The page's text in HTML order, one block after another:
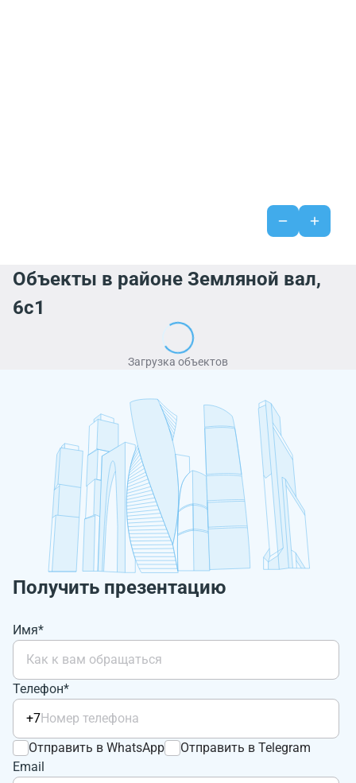
Объекты в районе Земляной вал,
6с1
Загрузка объектов
Получить презентацию
Имя*
Телефон*
+7
Отправить в WhatsApp
Отправить в Telegram
Email